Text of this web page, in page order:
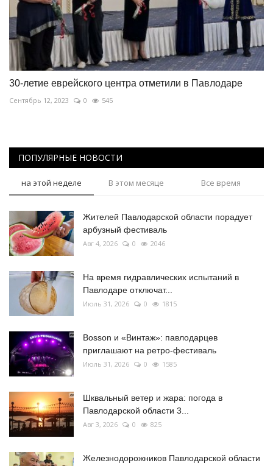
30-летие еврейского центра отметили в Павлодаре
Сентябрь 12, 2023 0 545
ПОПУЛЯРНЫЕ НОВОСТИ
на этой неделе В этом месяце Все время
Жителей Павлодарской области порадует
арбузный фестиваль
Авг 4, 2026 0 2046
На время гидравлических испытаний в
Павлодаре отключат...
Июль 31, 2026 0 1815
Bosson и «Винтаж»: павлодарцев
приглашают на ретро-фестиваль
Июль 31, 2026 0 1585
Шквальный ветер и жара: погода в
Павлодарской области 3...
Авг 3, 2026 0 825
Железнодорожников Павлодарской области